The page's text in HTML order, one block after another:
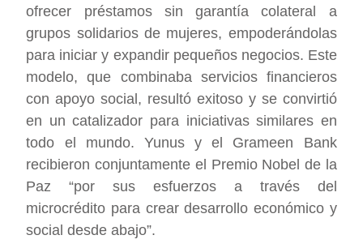
ofrecer préstamos sin garantía colateral a
grupos solidarios de mujeres, empoderándolas
para iniciar y expandir pequeños negocios. Este
modelo, que combinaba servicios financieros
con apoyo social, resultó exitoso y se convirtió
en un catalizador para iniciativas similares en
todo el mundo. Yunus y el Grameen Bank
recibieron conjuntamente el Premio Nobel de la
Paz “por sus esfuerzos a través del
microcrédito para crear desarrollo económico y
social desde abajo”.